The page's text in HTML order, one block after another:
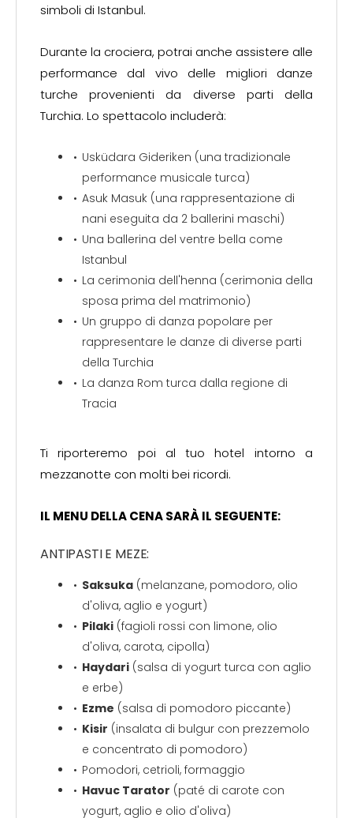
simboli di Istanbul.
Durante la crociera, potrai anche assistere alle
performance dal vivo delle migliori danze
turche provenienti da diverse parti della
Turchia. Lo spettacolo includerà:
Usküdara Gideriken (una tradizionale
performance musicale turca)
Asuk Masuk (una rappresentazione di
nani eseguita da 2 ballerini maschi)
Una ballerina del ventre bella come
Istanbul
La cerimonia dell'henna (cerimonia della
sposa prima del matrimonio)
Un gruppo di danza popolare per
rappresentare le danze di diverse parti
della Turchia
La danza Rom turca dalla regione di
Tracia
Ti riporteremo poi al tuo hotel intorno a
mezzanotte con molti bei ricordi.
IL MENU DELLA CENA SARÀ IL SEGUENTE:
ANTIPASTI E MEZE:
Saksuka (melanzane, pomodoro, olio
d'oliva, aglio e yogurt)
Pilaki (fagioli rossi con limone, olio
d'oliva, carota, cipolla)
Haydari (salsa di yogurt turca con aglio
e erbe)
Ezme (salsa di pomodoro piccante)
Kisir (insalata di bulgur con prezzemolo
e concentrato di pomodoro)
Pomodori, cetrioli, formaggio
Havuc Tarator (paté di carote con
yogurt, aglio e olio d'oliva)